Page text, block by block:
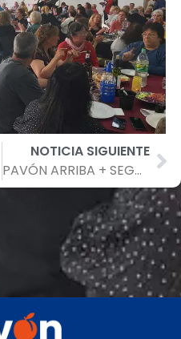
NOTICIA SIGUIENTE
PAVÓN ARRIBA + SEGURO